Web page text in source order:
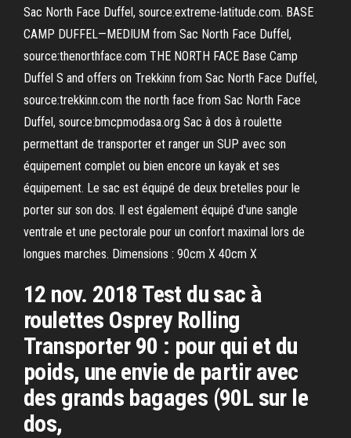
Sac North Face Duffel, source:extreme-latitude.com. BASE
CAMP DUFFEL—MEDIUM from Sac North Face Duffel,
source:thenorthface.com THE NORTH FACE Base Camp
Duffel S and offers on Trekkinn from Sac North Face Duffel,
source:trekkinn.com the north face from Sac North Face
Duffel, source:bmcpmodasa.org Sac à dos à roulette
permettant de transporter et ranger un SUP avec son
équipement complet ou bien encore un kayak et ses
équipement. Le sac est équipé de deux bretelles pour le
porter sur son dos. Il est également équipé d'une sangle
ventrale et une pectorale pour un confort maximal lors de
longues marches. Dimensions : 90cm X 40cm X
12 nov. 2018 Test du sac à
roulettes Osprey Rolling
Transporter 90 : pour qui et du
poids, une envie de partir avec
des grands bagages (90L sur le
dos,